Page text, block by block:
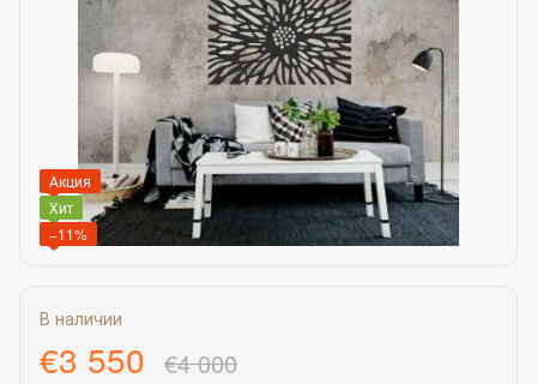
Акция
Хит
−11%
В наличии
€3 550 €4 000